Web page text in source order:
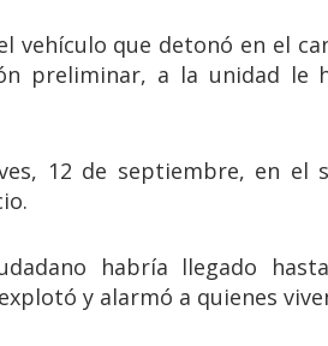
vehículo que detonó en el
preliminar, a la unidad le
12 de septiembre, en el
habría llegado
y alarmó a quienes